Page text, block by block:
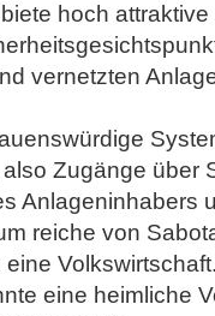
hoch attraktive
vernetzten
Zugänge über
Anlageninhabers
reiche von
eine
eine heimliche